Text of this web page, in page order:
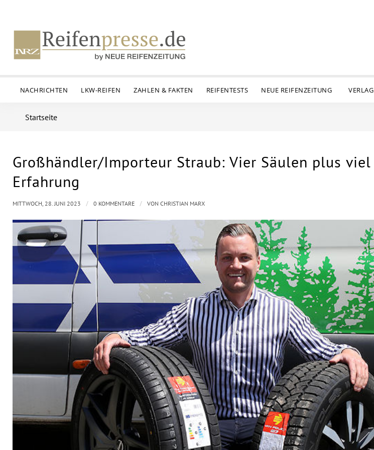
NACHRICHTEN LKW-REIFEN ZAHLEN & FAKTEN REIFENTESTS NEUE REIFENZEITUNG VERLAG
Startseite
Großhändler/Importeur Straub: Vier Säulen plus viel
Erfahrung
MITTWOCH, 28. JUNI 2023 / 0 KOMMENTARE / VON CHRISTIAN MARX